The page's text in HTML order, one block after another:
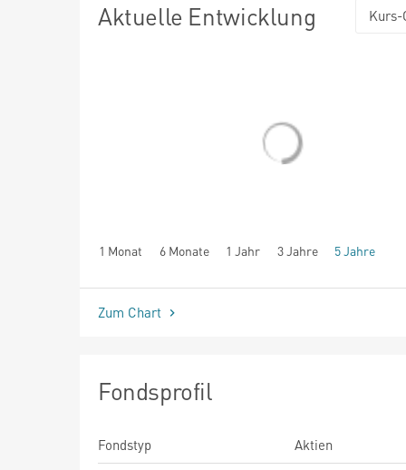
Aktuelle Entwicklung Kurs-
1 Monat 6 Monate 1 Jahr 3 Jahre 5 Jahre
seit Beginn
Zum Chart
Fondsprofil
Fondstyp
Aktien